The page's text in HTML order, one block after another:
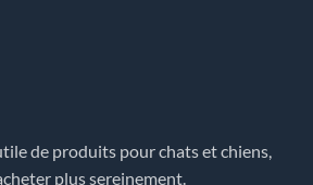
de produits pour chats et chiens,
plus sereinement.